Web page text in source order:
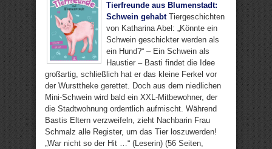
Tierfreunde aus Blumenstadt:
Schwein gehabtTiergeschichten
von Katharina Abel: „Könnte ein
Schwein geschickter werden als
ein Hund?“ – Ein Schwein als
Haustier – Basti findet die Idee
großartig, schließlich hat er das kleine Ferkel vor
der Wursttheke gerettet. Doch aus dem niedlichen
Mini-Schwein wird bald ein XXL-Mitbewohner, der
die Stadtwohnung ordentlich aufmischt. Während
Bastis Eltern verzweifeln, zieht Nachbarin Frau
Schmalz alle Register, um das Tier loszuwerden!
„War nicht so der Hit …“ (Leserin) (56 Seiten,